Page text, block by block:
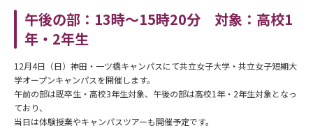
午後の部：13時～15時20分 対象：高校1
年・2年生
12月4日（日）神田・一ツ橋キャンパスにて共立女子大学・共立女子短期大
学オープンキャンパスを開催します。
午前の部は既卒生・高校3年生対象、午後の部は高校1年・2年生対象となっ
ており、
当日は体験授業やキャンパスツアーも開催予定です。